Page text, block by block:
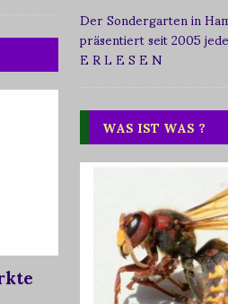
Der Sondergarten in
präsentiert seit 2005
E R L E S E N
WAS IST WAS ?